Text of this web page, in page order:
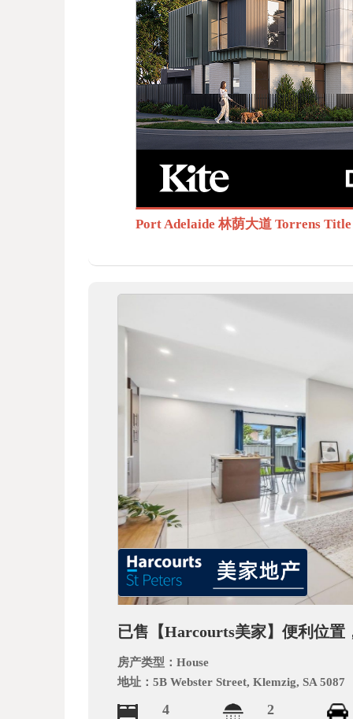
Port Adelaide 林荫大道 Torrens
已售【Harcourts美家】便利位
房产类型：House
地址：5B Webster Street, Klemzig, SA 5087
4 2